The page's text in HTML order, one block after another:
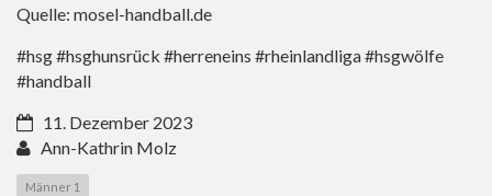
Quelle: mosel-handball.de
#hsg #hsghunsrück #herreneins #rheinlandliga #hsgwölfe
#handball
11. Dezember 2023
Ann-Kathrin Molz
Männer 1